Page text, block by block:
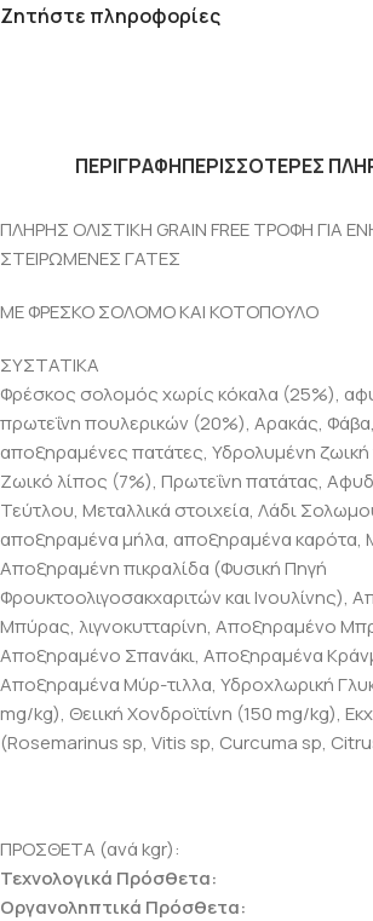
Ζητήστε πληροφορίες
ΠΕΡΙΓΡΑΦΗΠΕΡΙΣΣΟΤΕΡΕΣ
ΠΛΗΡΗΣ ΟΛΙΣΤΙΚΗ GRAIN FREE ΤΡΟΦΗ ΓΙΑ
ΣΤΕΙΡΩΜΕΝΕΣ ΓΑΤΕΣ
ΜΕ ΦΡΕΣΚΟ ΣΟΛΟΜΟ ΚΑΙ ΚΟΤΟΠΟΥΛΟ
ΣΥΣΤΑΤΙΚΑ
Φρέσκος σολομός χωρίς κόκαλα (25%),
πρωτεΐνη πουλερικών (20%), Αρακάς,
αποξηραμένες πατάτες, Υδρολυμένη
Ζωικό λίπος (7%), Πρωτεΐνη πατάτας,
Τεύτλου, Μεταλλικά στοιχεία, Λάδι
αποξηραμένα μήλα, αποξηραμένα καρότα,
Αποξηραμένη πικραλίδα (Φυσική Πηγή
Φρουκτοολιγοσακχαριτών και Ινουλίνης),
Μπύρας, λιγνοκυτταρίνη, Αποξηραμένο
Αποξηραμένο Σπανάκι, Αποξηραμένα
Αποξηραμένα Μύρ-τιλλα, Υδροχλωρική
mg/kg), Θειική Χονδροϊτίνη (150 mg/kg),
(Rosemarinus sp, Vitis sp, Curcuma sp,
ΠΡΟΣΘΕΤΑ (ανά kgr):
Τεχνολογικά Πρόσθετα:
Οργανοληπτικά Πρόσθετα: